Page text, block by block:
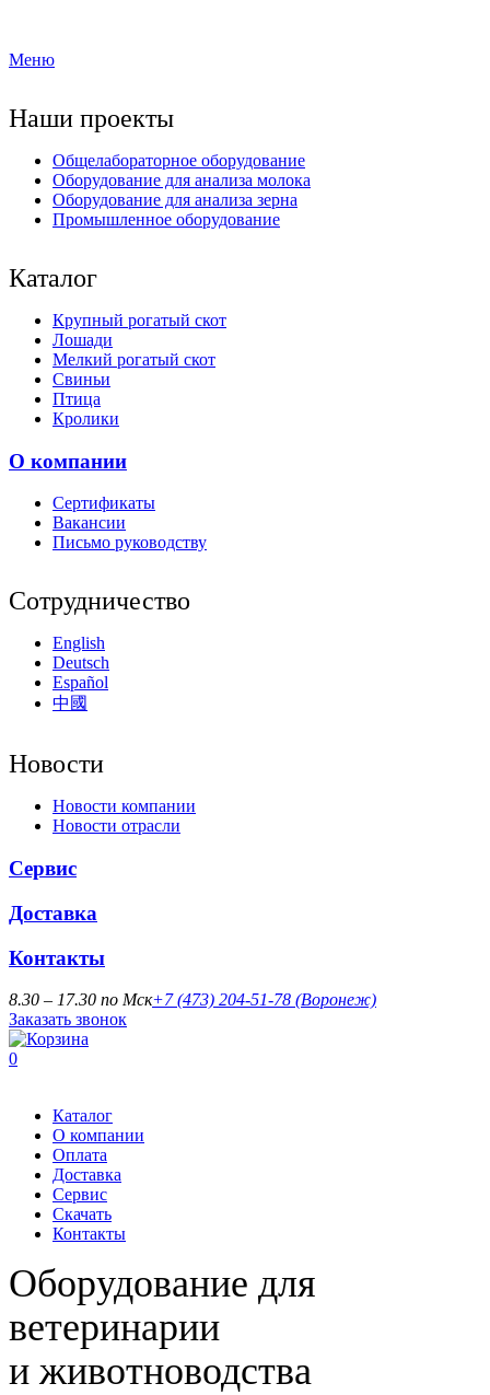
Меню
Наши проекты
Общелабораторное оборудование
Оборудование для анализа молока
Оборудование для анализа зерна
Промышленное оборудование
Каталог
Крупный рогатый скот
Лошади
Мелкий рогатый скот
Свиньи
Птица
Кролики
О компании
Сертификаты
Вакансии
Письмо руководству
Сотрудничество
English
Deutsch
Español
中國
Новости
Новости компании
Новости отрасли
Сервис
Доставка
Контакты
8.30 – 17.30 по Мск+7 (473) 204-51-78 (Воронеж)
Заказать звонок
0
Каталог
О компании
Оплата
Доставка
Сервис
Скачать
Контакты
Оборудование для
ветеринарии
и животноводства